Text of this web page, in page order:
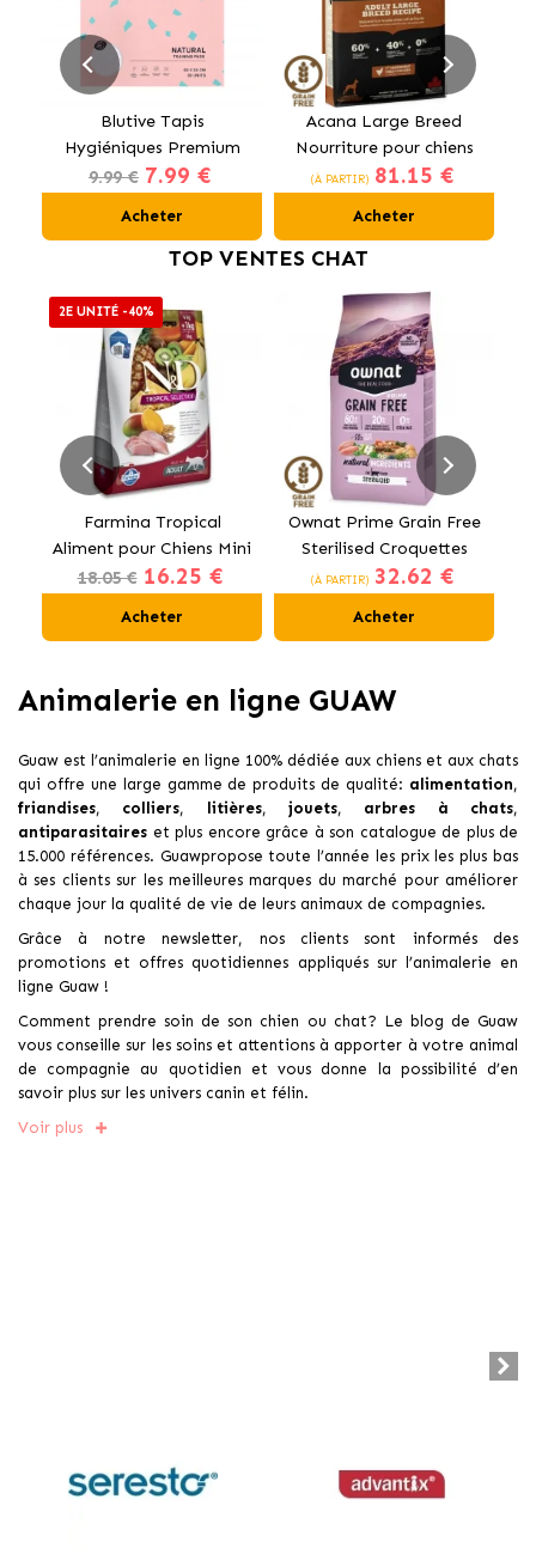
Blutive Tapis
Hygiéniques Premium
pour Chiens 60x60 cm
9.99 € 7.99 €
Acheter
Acana Large Breed
Nourriture pour chiens
de grandes races au
(À PARTIR) 81.15 €
Acheter
TOP VENTES CHAT
2E UNITÉ -40%
Farmina Tropical
Aliment pour Chiens Mini
au Poulet
18.05 € 16.25 €
Acheter
Ownat Prime Grain Free
Sterilised Croquettes
pour Chats Stérilisés
(À PARTIR) 32.62 €
Acheter
Animalerie en ligne GUAW
Guaw est l’animalerie en ligne 100% dédiée aux chiens et aux chats
qui offre une large gamme de produits de qualité: alimentation,
friandises, colliers, litières,jouets, arbres à chats,
antiparasitaires et plus encore grâce à son catalogue de plus de
15.000 références. Guawpropose toute l’année les prix les plus bas
à ses clients sur les meilleures marques du marché pour améliorer
chaque jour la qualité de vie de leurs animaux de compagnies.
Grâce à notre newsletter, nos clients sont informés des
promotions et offres quotidiennes appliqués sur l’animalerie en
ligne Guaw !
Comment prendre soin de son chien ou chat? Le blog de Guaw
vous conseille sur les soins et attentions à apporter à votre animal
de compagnie au quotidien et vous donne la possibilité d’en
savoir plus sur les univers canin et félin.
Voir plus